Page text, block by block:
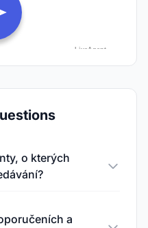
o kterých
a